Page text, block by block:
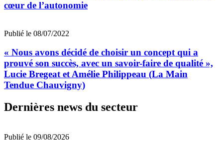
cœur de l’autonomie
Publié le 08/07/2022
« Nous avons décidé de choisir un concept qui a
prouvé son succès, avec un savoir-faire de qualité »,
Lucie Bregeat et Amélie Philippeau (La Main
Tendue Chauvigny)
Dernières news du secteur
Publié le 09/08/2026